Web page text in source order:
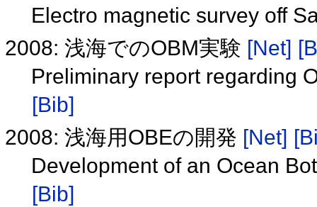
Electro magnetic survey off
2008: 浅海でのOBM実験 [Net]
Preliminary report regarding
[Bib]
2008: 浅海用OBEの開発 [Net]
Development of an Ocean
[Bib]